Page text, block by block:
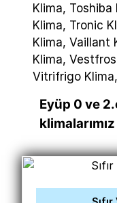
Klima,
Klima, Tronic
Klima, Vaillant
Klima,
Vitrifrigo
Eyüp 0 ve
klimalarımız